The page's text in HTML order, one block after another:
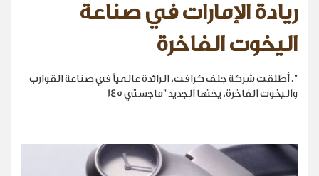
ريادة الإمارات في صناعة
اليخوت الفاخرة
". أطلقت شركة جلف كرافت، الرائدة عالمياً في صناعة القوارب
واليخوت الفاخرة، يختها الجديد "ماجستي 145